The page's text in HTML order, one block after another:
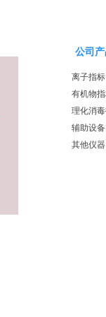
公司
离子指标
有机物
理化消
辅助设备
其他仪器